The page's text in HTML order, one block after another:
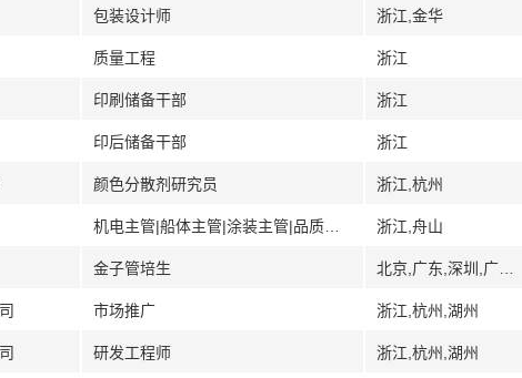
包装设计师 浙江,金华
质量工程 浙江
印刷储备干部 浙江
印后储备干部 浙江
颜色分散剂研究员 浙江,杭州
浙江,舟山
金子管培生
市场推广 浙江,杭州,湖州
研发工程师 浙江,杭州,湖州